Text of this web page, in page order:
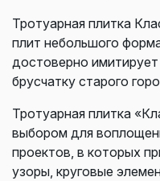
Тротуарная плитка
плит небольшого
достоверно
брусчатку старого
Тротуарная плитка
выбором для
проектов, в которых
узоры, круговые